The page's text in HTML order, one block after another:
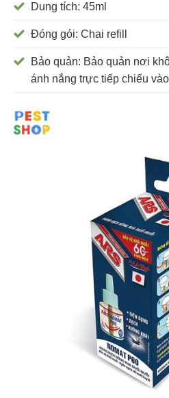
Dung tích: 45ml
Đóng gói: Chai refill
Bảo quản: Bảo quản nơi
ánh nắng trực tiếp chiếu